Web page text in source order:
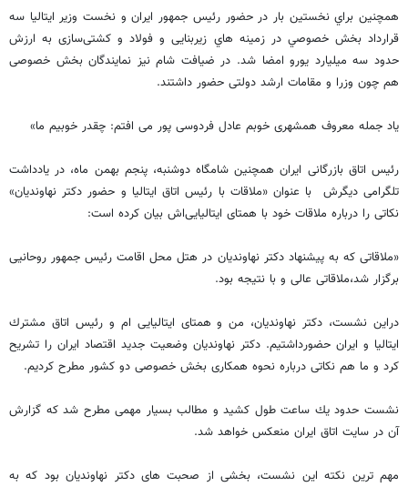
همچنین براي نخستین بار در حضور رئیس جمهور ایران و نخست وزیر ایتالیا سه
قرارداد بخش خصوصي در زمينه هاي زيربنايی و فولاد و كشتی‌سازی به ارزش
حدود سه ميليارد يورو امضا شد. در ضیافت شام نیز نمایندگان بخش خصوصی
هم چون وزرا و مقامات ارشد دولتی حضور داشتند.
یاد جمله معروف همشهری خوبم عادل فردوسی پور می افتم: چقدر خوبیم ما»
رئیس اتاق بازرگانی ایران همچنین شامگاه دوشنبه، پنجم بهمن ماه، در یادداشت
تلگرامی دیگرش با عنوان «ملاقات با رئيس اتاق ايتاليا و حضور دكتر نهاونديان»
نکاتی را درباره ملاقات خود با همتای ایتالیایی‌اش بیان کرده است:
«ملاقاتی كه به پيشنهاد دكتر نهاونديان در هتل محل اقامت رئيس جمهور روحانيی
برگزار شد،ملاقاتی عالی و با نتيجه بود.
دراين نشست، دكتر نهاونديان، من و همتای ايتاليايی ام و رئيس اتاق مشترك
ايتاليا و ايران حضورداشتيم. دكتر نهاونديان وضعيت جديد اقتصاد ايران را تشريح
كرد و ما هم نكاتی درباره نحوه همكاری بخش خصوصی دو كشور مطرح كرديم.
نشست حدود يك ساعت طول كشيد و مطالب بسيار مهمی مطرح شد كه گزارش
آن در سايت اتاق ايران منعكس خواهد شد.
مهم ترين نكته اين نشست، بخشی از صحبت های دكتر نهاونديان بود كه به